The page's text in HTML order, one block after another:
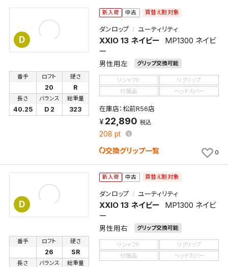
D
新入荷 中古 買替え割対象
ダンロップ ユーティリティ
XXIO 13 ネイビー
MP1300 ネイビ
ー
男性用左 グリップ交換可能
番手 ロフト
20
硬さ
R
長さ
40.25
バランス
D 2
総重量
323
リシャフト
リグリップ
付属品
ヘッドカバー
在庫店：松前R56店
22,890 税込
208 pt
交換グリップ一覧 0
D
新入荷 中古 買替え割対象
ダンロップ ユーティリティ
XXIO 13 ネイビー
MP1300 ネイビ
ー
男性用右 グリップ交換可能
番手 ロフト
26
硬さ
SR
長さ バランス 総重量
リシャフト
リグリップ
付属品
ヘッドカバー